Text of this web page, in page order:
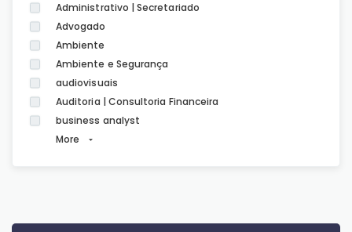
Administrativo | Secretariado
Advogado
Ambiente
Ambiente e Segurança
audiovisuais
Auditoria | Consultoria Financeira
business analyst
More